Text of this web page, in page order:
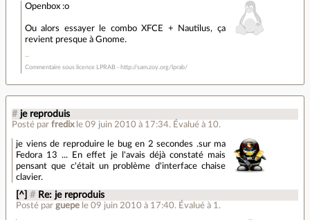
Openbox :o
Ou alors essayer le combo XFCE + Nautilus, ça
revient presque à Gnome.
Commentaire sous licence LPRAB - http://sam.zoy.org/lprab/
# je reproduis
Posté par fredix le 09 juin 2010 à 17:34. Évalué à 10.
je viens de reproduire le bug en 2 secondes .sur ma
Fedora 13 ... En effet je l'avais déjà constaté mais
pensant que c'était un problème d'interface chaise
clavier.
[^] # Re: je reproduis
Posté parguepe le 09 juin 2010 à 17:40. Évalué à 1 .